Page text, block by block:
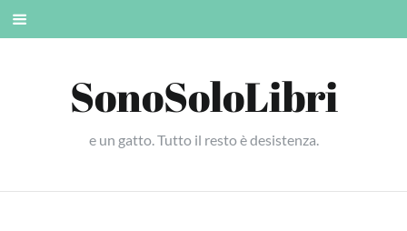
Skip
SonoSoloLibri
e un gatto. Tutto il resto è desistenza.